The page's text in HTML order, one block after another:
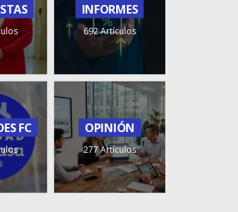
INFORMES
692 Artículos
FC OPINIÓN
277 Artículos